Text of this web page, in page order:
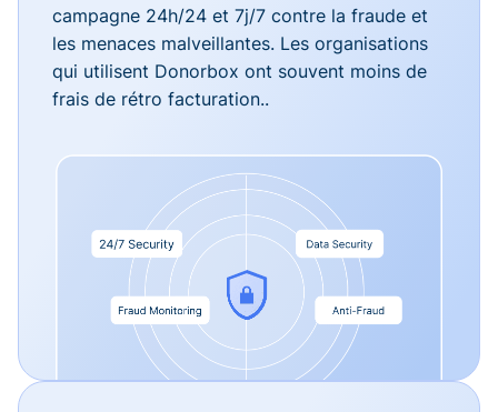
campagne 24h/24 et 7j/7 contre la fraude et
les menaces malveillantes. Les organisations
qui utilisent Donorbox ont souvent moins de
frais de rétro facturation..